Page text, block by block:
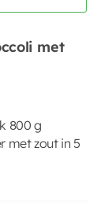
met
800 g
met zout in 5